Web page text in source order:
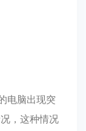
电脑出现突
，这种情况